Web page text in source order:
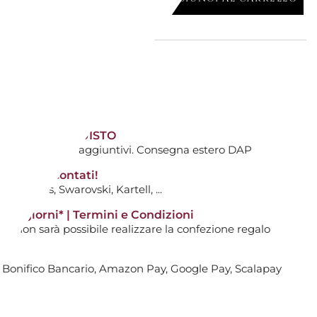
AGGIUNGI AL CARRELLO
STOPPINI RE-CHARGE BLACK
DALL'ACQUISTO
costi aggiuntivi. Consegna estero DAP
non scontati!
: Hermès, Swarovski, Kartell, ...
14 giorni* | Termini e Condizioni
non sarà possibile realizzare la confezione regalo
Bancario, Amazon Pay, Google Pay, Scalapay